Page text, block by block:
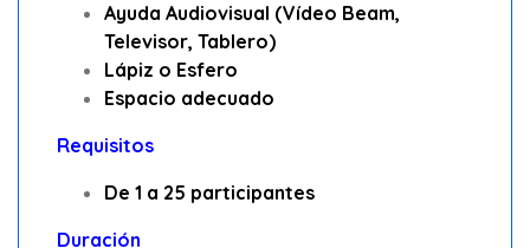
Ayuda Audiovisual (Vídeo Beam,
Televisor, Tablero)
Lápiz o Esfero
Espacio adecuado
Requisitos
De 1 a 25 participantes
Duración